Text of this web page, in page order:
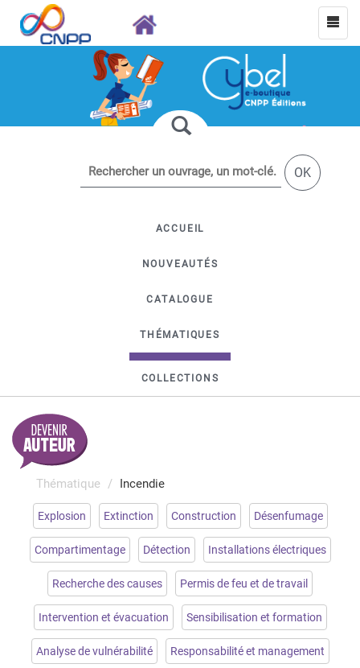
OK
ACCUEIL
NOUVEAUTÉS
CATALOGUE
THÉMATIQUES
COLLECTIONS
Thématique Incendie
Explosion Extinction Construction Désenfumage
Compartimentage Détection Installations électriques
Recherche des causes Permis de feu et de travail
Intervention et évacuation Sensibilisation et formation
Analyse de vulnérabilité Responsabilité et management